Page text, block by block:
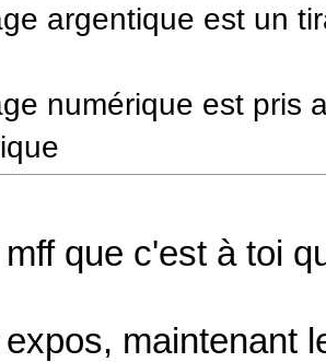
argentique est un
numérique est pris
que c'est à toi
maintenant